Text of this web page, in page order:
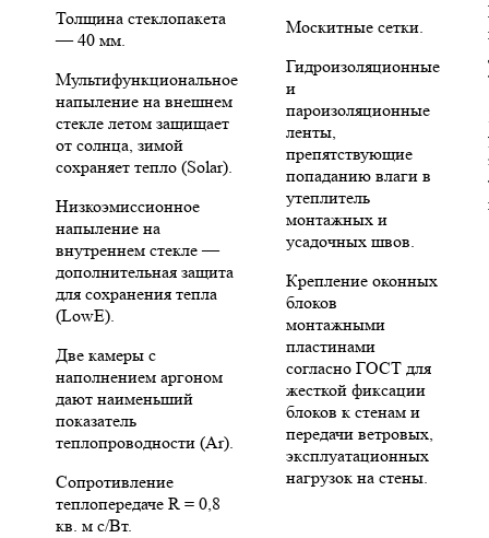
Толщина стеклопакета
— 40 мм.
Мультифункциональное
напыление на внешнем
стекле летом защищает
от солнца, зимой
сохраняет тепло (Solar).
Низкоэмиссионное
напыление на
внутреннем стекле —
дополнительная защита
для сохранения тепла
(LowE).
Две камеры с
наполнением аргоном
дают наименьший
показатель
теплопроводности (Ar).
Сопротивление
теплопередаче R = 0,8
кв. м с/Вт.
Москитные сетки.
Гидроизоляционные
и
пароизоляционные
ленты,
препятствующие
попаданию влаги в
утеплитель
монтажных и
усадочных швов.
Крепление оконных
блоков
монтажными
пластинами
согласно ГОСТ для
жесткой фиксации
блоков к стенам и
передачи ветровых,
эксплуатационных
нагрузок на стены.